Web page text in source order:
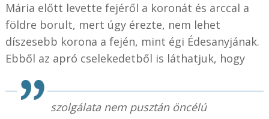
Mária előtt levette fejéről a koronát és arccal a
földre borult, mert úgy érezte, nem lehet
díszesebb korona a fején, mint égi Édesanyjának.
Ebből az apró cselekedetből is láthatjuk, hogy
szolgálata nem pusztán öncélú